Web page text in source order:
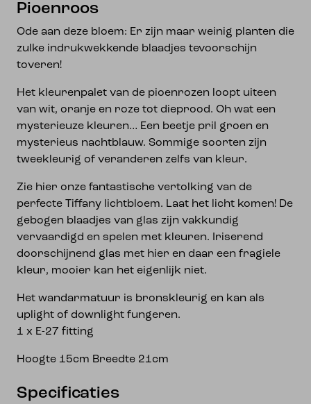
Pioenroos
Ode aan deze bloem: Er zijn maar weinig planten die
zulke indrukwekkende blaadjes tevoorschijn
toveren!
Het kleurenpalet van de pioenrozen loopt uiteen
van wit, oranje en roze tot dieprood. Oh wat een
mysterieuze kleuren… Een beetje pril groen en
mysterieus nachtblauw. Sommige soorten zijn
tweekleurig of veranderen zelfs van kleur.
Zie hier onze fantastische vertolking van de
perfecte Tiffany lichtbloem. Laat het licht komen! De
gebogen blaadjes van glas zijn vakkundig
vervaardigd en spelen met kleuren. Iriserend
doorschijnend glas met hier en daar een fragiele
kleur, mooier kan het eigenlijk niet.
Het wandarmatuur is bronskleurig en kan als
uplight of downlight fungeren.
1 x E-27 fitting
Hoogte 15cm Breedte 21cm
Specificaties